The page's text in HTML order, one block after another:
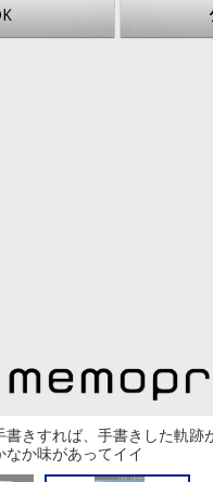
書きすれば、手書きした軌跡
なか味があってイイ